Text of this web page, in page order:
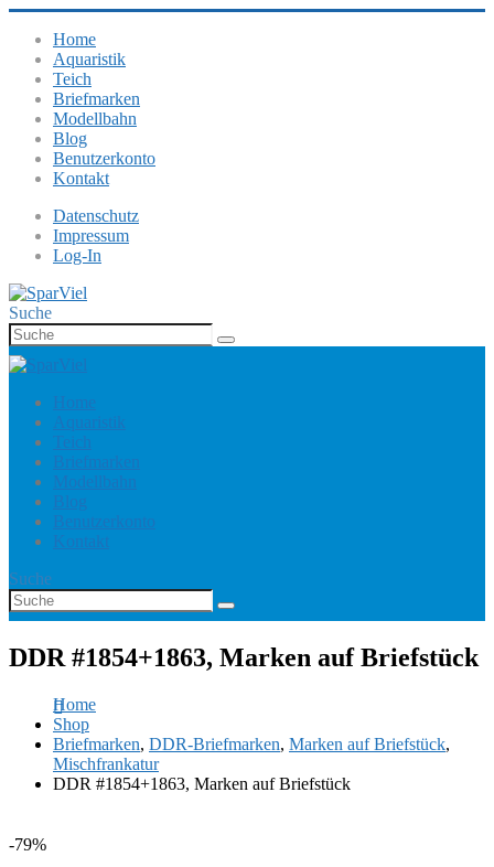
Home
Aquaristik
Teich
Briefmarken
Modellbahn
Blog
Benutzerkonto
Kontakt
Datenschutz
Impressum
Log-In
Suche
Home
Aquaristik
Teich
Briefmarken
Modellbahn
Blog
Benutzerkonto
Kontakt
Suche
DDR #1854+1863, Marken auf Briefstück
Home
Shop
Briefmarken, DDR-Briefmarken, Marken auf Briefstück,
Mischfrankatur
DDR #1854+1863, Marken auf Briefstück
-79%